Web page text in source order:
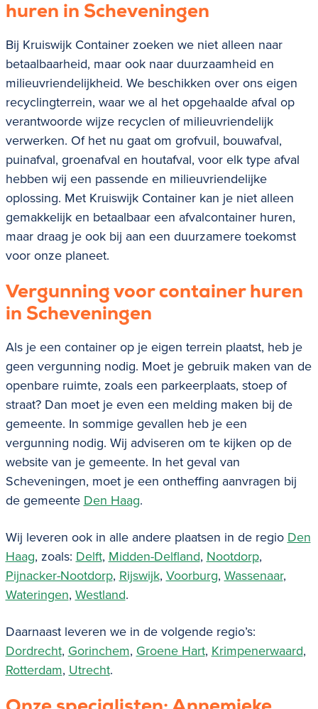
huren in Scheveningen
Bij Kruiswijk Container zoeken we niet alleen naar
betaalbaarheid, maar ook naar duurzaamheid en
milieuvriendelijkheid. We beschikken over ons eigen
recyclingterrein, waar we al het opgehaalde afval op
verantwoorde wijze recyclen of milieuvriendelijk
verwerken. Of het nu gaat om grofvuil, bouwafval,
puinafval, groenafval en houtafval, voor elk type afval
hebben wij een passende en milieuvriendelijke
oplossing. Met Kruiswijk Container kan je niet alleen
gemakkelijk en betaalbaar een afvalcontainer huren,
maar draag je ook bij aan een duurzamere toekomst
voor onze planeet.
Vergunning voor container huren
in Scheveningen
Als je een container op je eigen terrein plaatst, heb je
geen vergunning nodig. Moet je gebruik maken van de
openbare ruimte, zoals een parkeerplaats, stoep of
straat? Dan moet je even een melding maken bij de
gemeente. In sommige gevallen heb je een
vergunning nodig. Wij adviseren om te kijken op de
website van je gemeente. In het geval van
Scheveningen, moet je een ontheffing aanvragen bij
de gemeente Den Haag.
Wij leveren ook in alle andere plaatsen in de regio Den
Haag, zoals: Delft, Midden-Delfland, Nootdorp,
Pijnacker-Nootdorp, Rijswijk, Voorburg, Wassenaar,
Wateringen, Westland.
Daarnaast leveren we in de volgende regio’s:
Dordrecht, Gorinchem, Groene Hart, Krimpenerwaard,
Rotterdam, Utrecht.